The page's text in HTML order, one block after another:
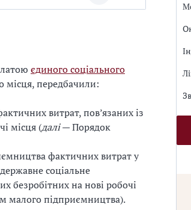
єдиного соціального
місця, передбачили:
витрат, пов’язаних із
місця (далі— Порядок
фактичних витрат у
соціальне
безробітних на нові робочі
малого підприємництва).